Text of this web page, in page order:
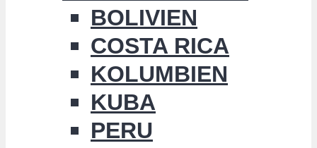
BOLIVIEN
COSTA RICA
KOLUMBIEN
KUBA
PERU